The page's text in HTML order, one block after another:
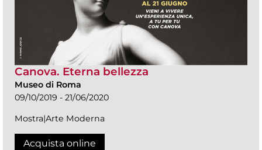
Canova. Eterna bellezza
Museo di Roma
09/10/2019 - 21/06/2020
Mostra|Arte Moderna
Acquista online